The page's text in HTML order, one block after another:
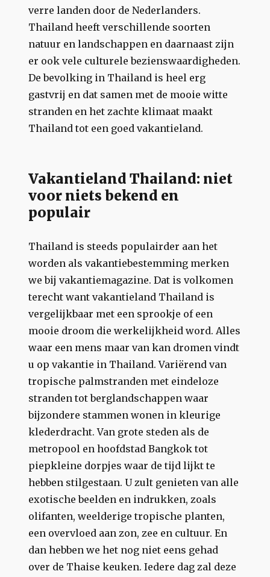
verre landen door de Nederlanders.
Thailand heeft verschillende soorten
natuur en landschappen en daarnaast zijn
er ook vele culturele bezienswaardigheden.
De bevolking in Thailand is heel erg
gastvrij en dat samen met de mooie witte
stranden en het zachte klimaat maakt
Thailand tot een goed vakantieland.
Vakantieland Thailand: niet
voor niets bekend en
populair
Thailand is steeds populairder aan het
worden als vakantiebestemming merken
we bij vakantiemagazine. Dat is volkomen
terecht want vakantieland Thailand is
vergelijkbaar met een sprookje of een
mooie droom die werkelijkheid word. Alles
waar een mens maar van kan dromen vindt
u op vakantie in Thailand. Variërend van
tropische palmstranden met eindeloze
stranden tot berglandschappen waar
bijzondere stammen wonen in kleurige
klederdracht. Van grote steden als de
metropool en hoofdstad Bangkok tot
piepkleine dorpjes waar de tijd lijkt te
hebben stilgestaan. U zult genieten van alle
exotische beelden en indrukken, zoals
olifanten, weelderige tropische planten,
een overvloed aan zon, zee en cultuur. En
dan hebben we het nog niet eens gehad
over de Thaise keuken. Iedere dag zal deze